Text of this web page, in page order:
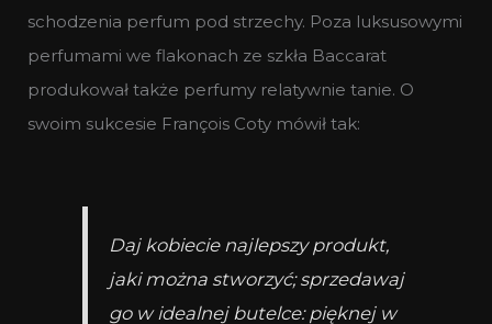
schodzenia perfum pod strzechy. Poza luksusowymi
perfumami we flakonach ze szkła Baccarat
produkował także perfumy relatywnie tanie. O
swoim sukcesie François Coty mówił tak:
Daj kobiecie najlepszy produkt,
jaki można stworzyć; sprzedawaj
go w idealnej butelce: pięknej w